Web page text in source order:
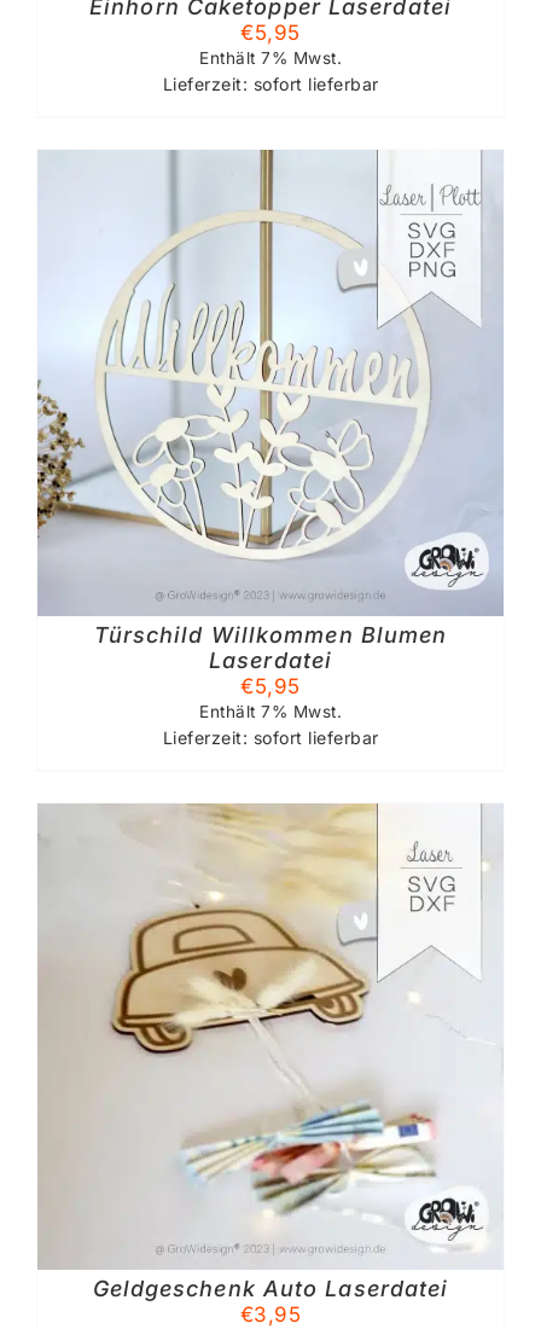
Einhorn Caketopper Laserdatei
€5,95
Enthält 7% Mwst.
Lieferzeit: sofort lieferbar
Türschild Willkommen Blumen
Laserdatei
€5,95
Enthält 7% Mwst.
Lieferzeit: sofort lieferbar
Geldgeschenk Auto Laserdatei
€3,95